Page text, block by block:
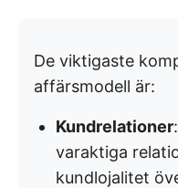
De viktigaste
affärsmodell är:
Kundrelationer
varaktiga
kundlojalitet